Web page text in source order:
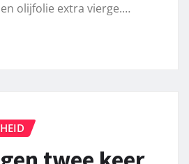
olijfolie extra vierge.…